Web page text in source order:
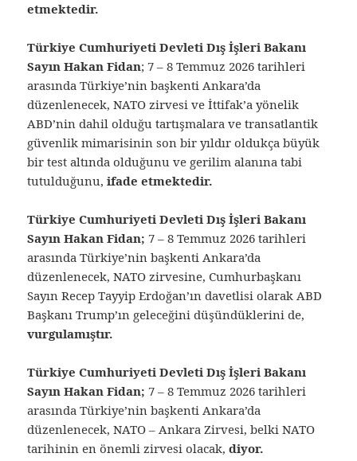
etmektedir.
Türkiye Cumhuriyeti Devleti Dış İşleri Bakanı
Sayın Hakan Fidan; 7 – 8 Temmuz 2026 tarihleri
arasında Türkiye’nin başkenti Ankara’da
düzenlenecek, NATO zirvesi ve İttifak’a yönelik
ABD’nin dahil olduğu tartışmalara ve transatlantik
güvenlik mimarisinin son bir yıldır oldukça büyük
bir test altında olduğunu ve gerilim alanına tabi
tutulduğunu,ifade etmektedir.
Türkiye Cumhuriyeti Devleti Dış İşleri Bakanı
Sayın Hakan Fidan; 7 – 8 Temmuz 2026 tarihleri
arasında Türkiye’nin başkenti Ankara’da
düzenlenecek, NATO zirvesine, Cumhurbaşkanı
Sayın Recep Tayyip Erdoğan’ın davetlisi olarak ABD
Başkanı Trump’ın geleceğini düşündüklerini de,
vurgulamıştır.
Türkiye Cumhuriyeti Devleti Dış İşleri Bakanı
Sayın Hakan Fidan; 7 – 8 Temmuz 2026 tarihleri
arasında Türkiye’nin başkenti Ankara’da
düzenlenecek, NATO – Ankara Zirvesi, belki NATO
tarihinin en önemli zirvesi olacak,diyor.